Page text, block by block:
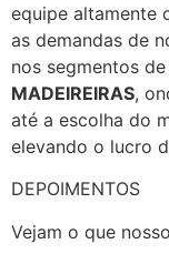
equipe altamente
as demandas de
nos segmentos de
MADEIREIRAS,
até a escolha do
elevando o lucro
DEPOIMENTOS
Vejam o que